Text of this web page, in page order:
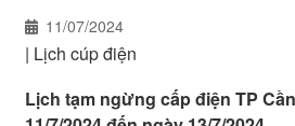
11/07/2024
| Lịch cúp điện
Lịch tạm ngừng cấp điện TP